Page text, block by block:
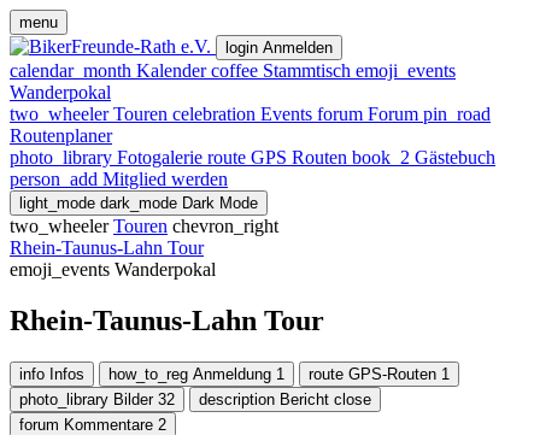
menu
login Anmelden
calendar_month Kalender coffee Stammtisch emoji_events
Wanderpokal
two_wheeler Touren celebration Events forum Forum pin_road
Routenplaner
photo_library Fotogalerie route GPS Routen book_2 Gästebuch
person_add Mitglied werden
light_mode dark_mode Dark Mode
two_wheeler Touren chevron_right
Rhein-Taunus-Lahn Tour
emoji_events Wanderpokal
Rhein-Taunus-Lahn Tour
info Infos how_to_reg Anmeldung 1 route GPS-Routen 1
photo_library Bilder 32 description Bericht close
forum Kommentare 2